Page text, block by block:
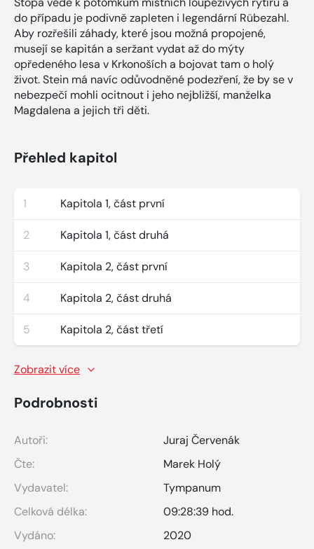
do případu je podivně zapleten i legendární Rübezahl.
Aby rozřešili záhady, které jsou možná propojené,
musejí se kapitán a seržant vydat až do mýty
opředeného lesa v Krkonoších a bojovat tam o holý
život. Stein má navíc odůvodněné podezření, že by se v
nebezpečí mohli ocitnout i jeho nejbližší, manželka
Magdalena a jejich tři děti.
Přehled kapitol
1 Kapitola 1, část první
2 Kapitola 1, část druhá
3 Kapitola 2, část první
4 Kapitola 2, část druhá
5 Kapitola 2, část třetí
Zobrazit více
Podrobnosti
Autoři:
Juraj Červenák
Čte:
Marek Holý
Vydavatel:
Tympanum
Celková délka:
09:28:39 hod.
Vydáno:
2020